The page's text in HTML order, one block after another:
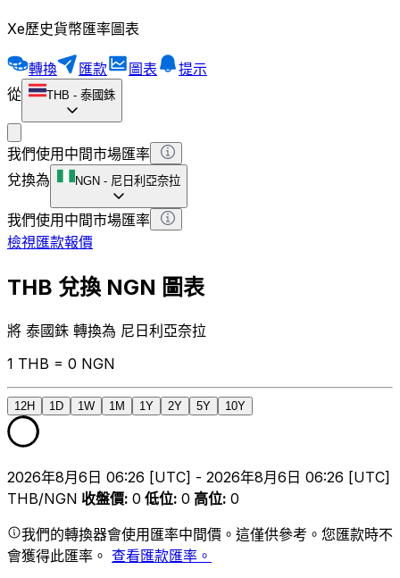
Xe歷史貨幣匯率圖表
轉換 匯款 圖表
提示
從
THB - 泰國銖
我們使用中間市場匯率
兌換為
NGN - 尼日利亞奈拉
我們使用中間市場匯率
檢視匯款報價
THB 兌換 NGN 圖表
將 泰國銖 轉換為 尼日利亞奈拉
1 THB = 0 NGN
12H 1D 1W 1M 1Y 2Y 5Y 10Y
2026年8月6日 06:26 [UTC] - 2026年8月6日 06:26 [UTC]
THB/NGN 收盤價: 0 低位: 0 高位: 0
我們的轉換器會使用匯率中間價。這僅供參考。您匯款時不
會獲得此匯率。 查看匯款匯率。